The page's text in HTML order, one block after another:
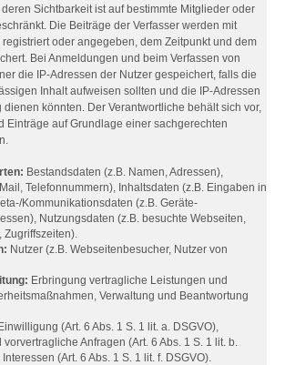
Sichtbarkeit ist auf bestimmte Mitglieder oder
Die Beiträge der Verfasser werden mit
oder angegeben, dem Zeitpunkt und dem
Bei Anmeldungen und beim Verfassen von
die IP-Adressen der Nutzer gespeichert, falls die
Inhalt aufweisen sollten und die IP-Adressen
könnten. Der Verantwortliche behält sich vor,
Einträge auf Grundlage einer sachgerechten
Bestandsdaten (z.B. Namen, Adressen),
Telefonnummern), Inhaltsdaten (z.B. Eingaben in
Kommunikationsdaten (z.B. Geräte-
Nutzungsdaten (z.B. besuchte Webseiten,
Zugriffszeiten).
Nutzer (z.B. Webseitenbesucher, Nutzer von
Erbringung vertragliche Leistungen und
Verwaltung und Beantwortung
Einwilligung (Art. 6 Abs. 1 S. 1 lit. a. DSGVO),
Anfragen (Art. 6 Abs. 1 S. 1 lit. b.
(Art. 6 Abs. 1 S. 1 lit. f. DSGVO).